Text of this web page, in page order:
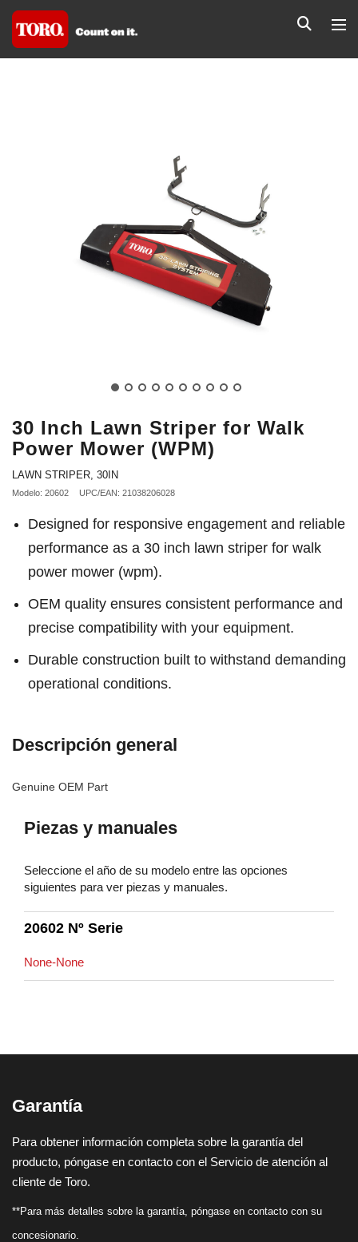
30 Inch Lawn Striper for Walk
Power Mower (WPM)
LAWN STRIPER, 30IN
Modelo: 20602 UPC/EAN: 21038206028
Designed for responsive engagement and reliable
performance as a 30 inch lawn striper for walk
power mower (wpm).
OEM quality ensures consistent performance and
precise compatibility with your equipment.
Durable construction built to withstand demanding
operational conditions.
Descripción general
Genuine OEM Part
Piezas y manuales
Seleccione el año de su modelo entre las opciones
siguientes para ver piezas y manuales.
20602 Nº Serie
None-None
Garantía
Para obtener información completa sobre la garantía del
producto, póngase en contacto con el Servicio de atención al
cliente de Toro.
**Para más detalles sobre la garantía, póngase en contacto con su
concesionario.